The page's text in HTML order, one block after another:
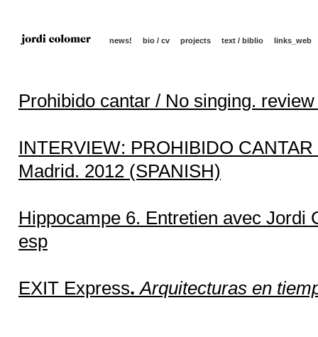
news! bio / cv projects text / biblio links_web
Prohibido cantar / No singing.
INTERVIEW: PROHIBIDO
Madrid. 2012 (SPANISH)
Hippocampe 6. Entretien avec Jordi
esp
EXIT Express.Arquitecturas en